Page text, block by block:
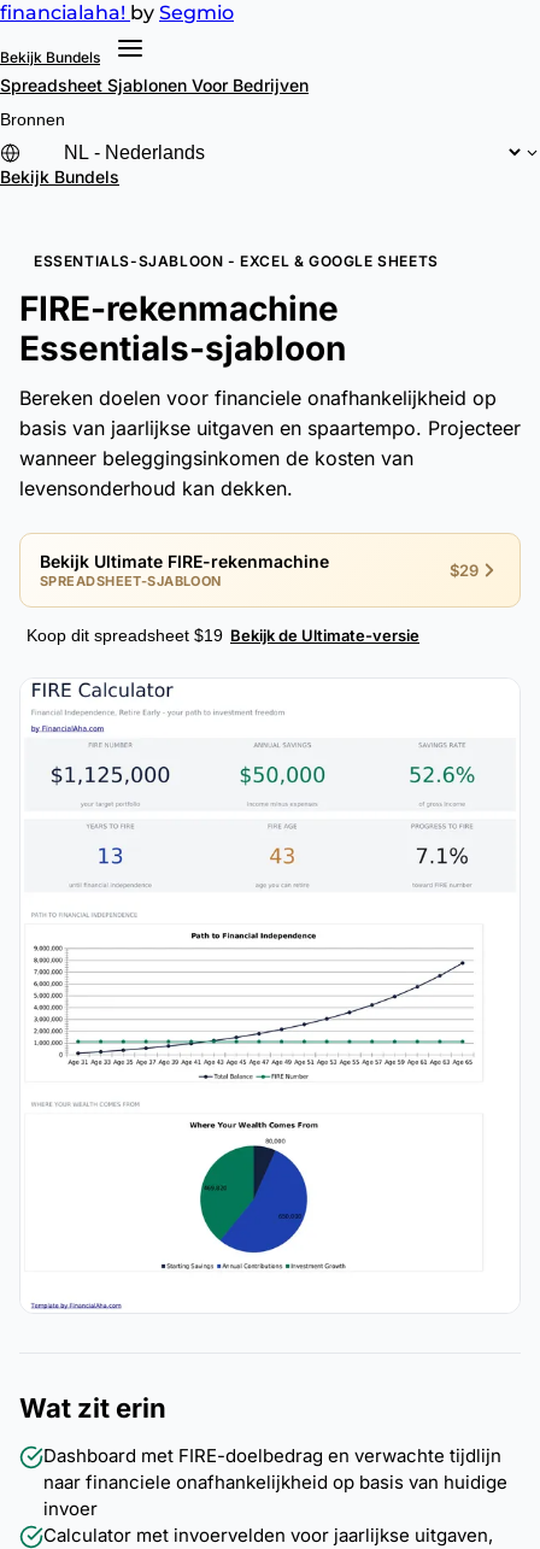
financialaha! by Segmio
Bekijk Bundels
Spreadsheet Sjablonen Voor Bedrijven
Bronnen
Bekijk Bundels
ESSENTIALS-SJABLOON - EXCEL & GOOGLE SHEETS
FIRE-rekenmachine
Essentials-sjabloon
Bereken doelen voor financiele onafhankelijkheid op
basis van jaarlijkse uitgaven en spaartempo. Projecteer
wanneer beleggingsinkomen de kosten van
levensonderhoud kan dekken.
Bekijk Ultimate FIRE-rekenmachine
SPREADSHEET-SJABLOON
$29
Koop dit spreadsheet $19 Bekijk de Ultimate-versie
Wat zit erin
Dashboard met FIRE-doelbedrag en verwachte tijdlijn
naar financiele onafhankelijkheid op basis van huidige
invoer
Calculator met invoervelden voor jaarlijkse uitgaven,